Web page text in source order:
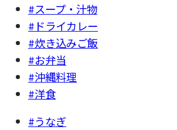
#スープ・汁物
#ドライカレー
#炊き込みご飯
#お弁当
#沖縄料理
#洋食
#うなぎ